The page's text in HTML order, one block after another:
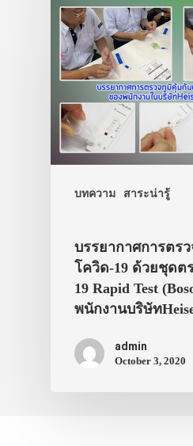
บทความ สาระน่ารู้
บรรยากาศการตร
โควิด-19 ด้วยชุดต
19 Rapid Test
พนักงานบริษัท
admin
October 3, 2020